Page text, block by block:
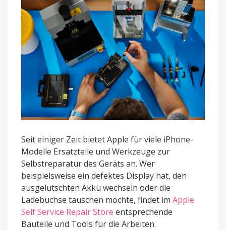
Generation
Seit einiger Zeit bietet Apple für viele iPhone-
Modelle Ersatzteile und Werkzeuge zur
Selbstreparatur des Geräts an. Wer
beispielsweise ein defektes Display hat, den
ausgelutschten Akku wechseln oder die
Ladebuchse tauschen möchte, findet im Apple
Self Service Repair Store entsprechende
Bauteile und Tools für die Arbeiten.